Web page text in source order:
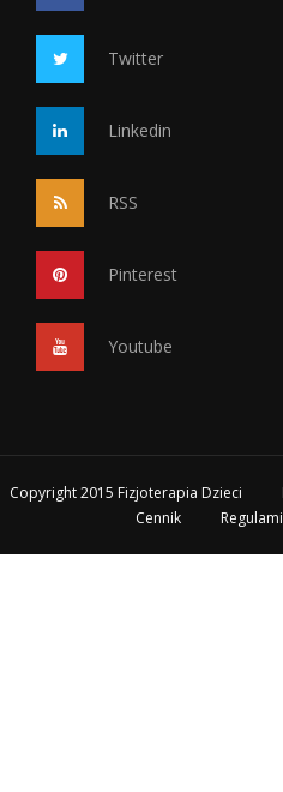
Twitter
Linkedin
RSS
Pinterest
Youtube
Copyright 2015 Fizjoterapia Dzieci
Cennik